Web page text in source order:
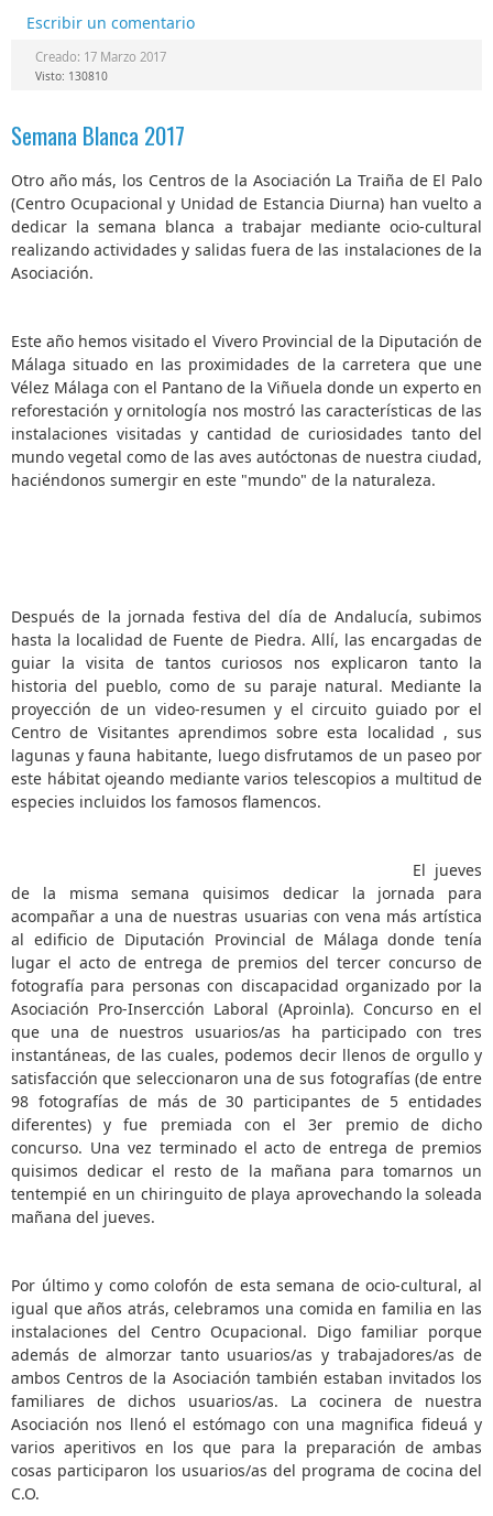
Escribir un comentario
Creado: 17 Marzo 2017
Visto: 130810
Semana Blanca 2017
Otro año más, los Centros de la Asociación La Traiña de El Palo
(Centro Ocupacional y Unidad de Estancia Diurna) han vuelto a
dedicar la semana blanca a trabajar mediante ocio-cultural
realizando actividades y salidas fuera de las instalaciones de la
Asociación.
Este año hemos visitado el Vivero Provincial de la Diputación de
Málaga situado en las proximidades de la carretera que une
Vélez Málaga con el Pantano de la Viñuela donde un experto en
reforestación y ornitología nos mostró las características de las
instalaciones visitadas y cantidad de curiosidades tanto del
mundo vegetal como de las aves autóctonas de nuestra ciudad,
haciéndonos sumergir en este "mundo" de la naturaleza.
Después de la jornada festiva del día de Andalucía, subimos
hasta la localidad de Fuente de Piedra. Allí, las encargadas de
guiar la visita de tantos curiosos nos explicaron tanto la
historia del pueblo, como de su paraje natural. Mediante la
proyección de un video-resumen y el circuito guiado por el
Centro de Visitantes aprendimos sobre esta localidad , sus
lagunas y fauna habitante, luego disfrutamos de un paseo por
este hábitat ojeando mediante varios telescopios a multitud de
especies incluidos los famosos flamencos.
El jueves
de la misma semana quisimos dedicar la jornada para
acompañar a una de nuestras usuarias con vena más artística
al edificio de Diputación Provincial de Málaga donde tenía
lugar el acto de entrega de premios del tercer concurso de
fotografía para personas con discapacidad organizado por la
Asociación Pro-Insercción Laboral (Aproinla). Concurso en el
que una de nuestros usuarios/as ha participado con tres
instantáneas, de las cuales, podemos decir llenos de orgullo y
satisfacción que seleccionaron una de sus fotografías (de entre
98 fotografías de más de 30 participantes de 5 entidades
diferentes) y fue premiada con el 3er premio de dicho
concurso. Una vez terminado el acto de entrega de premios
quisimos dedicar el resto de la mañana para tomarnos un
tentempié en un chiringuito de playa aprovechando la soleada
mañana del jueves.
Por último y como colofón de esta semana de ocio-cultural, al
igual que años atrás, celebramos una comida en familia en las
instalaciones del Centro Ocupacional. Digo familiar porque
además de almorzar tanto usuarios/as y trabajadores/as de
ambos Centros de la Asociación también estaban invitados los
familiares de dichos usuarios/as. La cocinera de nuestra
Asociación nos llenó el estómago con una magnifica fideuá y
varios aperitivos en los que para la preparación de ambas
cosas participaron los usuarios/as del programa de cocina del
C.O.